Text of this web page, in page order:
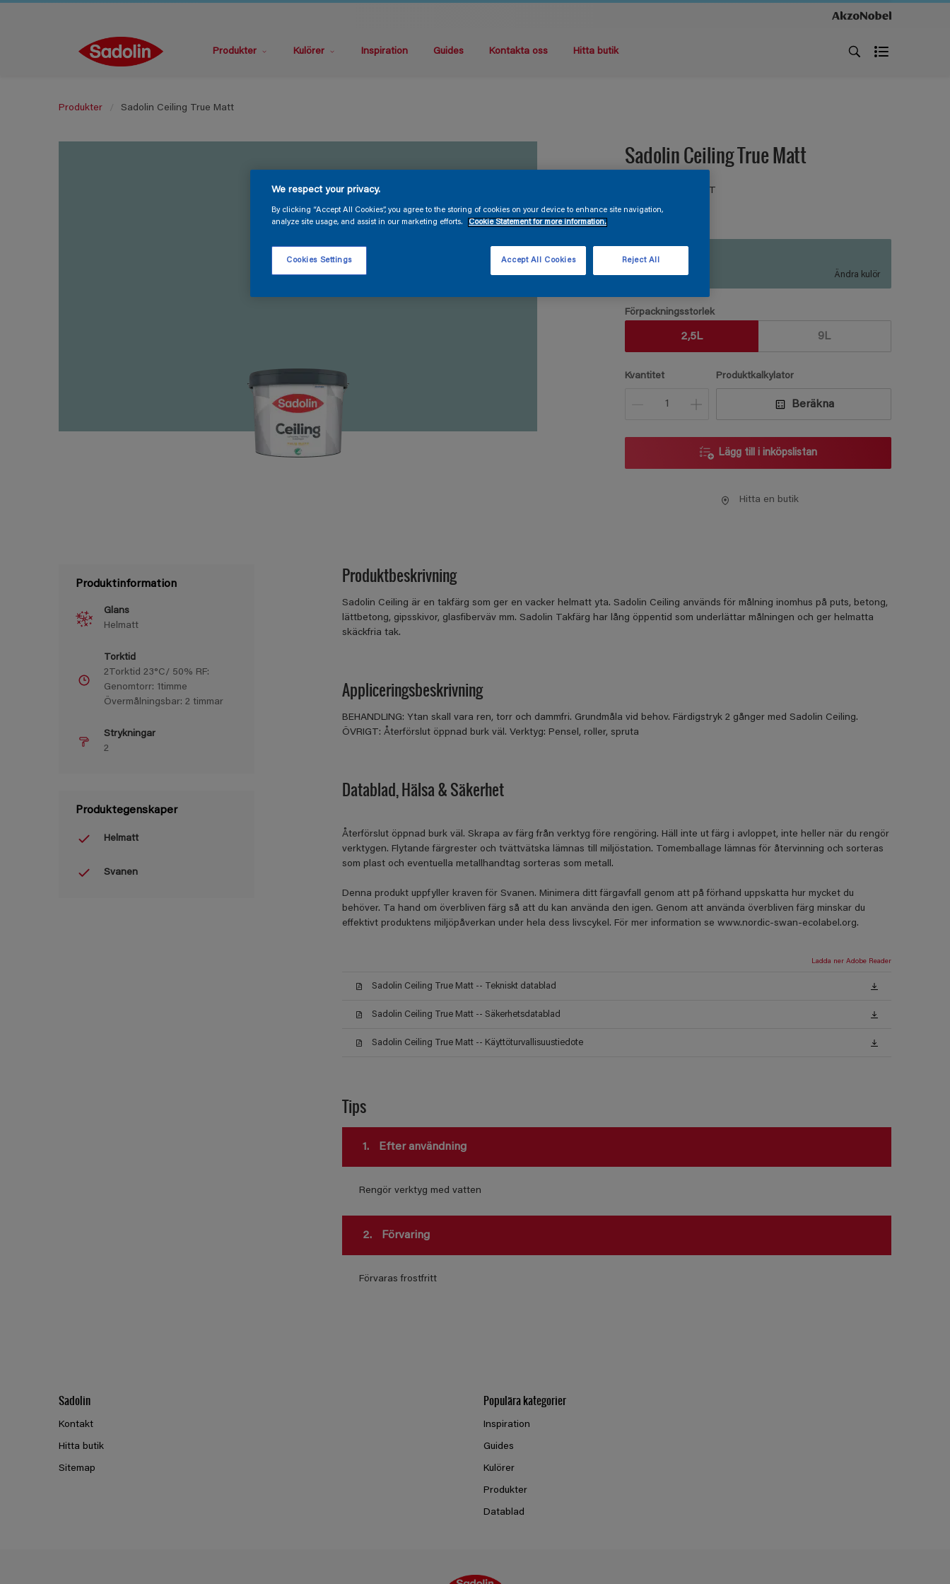
Produkter Kulörer Inspiration Guides Kontakta oss Hitta butik
Produkter Sadolin Ceiling True Matt
Sadolin Ceiling True Matt
TAKFÄRG HELMATT
För tak inomhus
P8.10.66
Ändra kulör
Förpackningsstorlek
2,5L 9L
Kvantitet Produktkalkylator
Beräkna
Lägg till i inköpslistan
Hitta en butik
Produktinformation
Glans
Helmatt
Torktid
2Torktid 23°C/ 50% RF:
Genomtorr: 1timme
Övermålningsbar: 2 timmar
Strykningar
2
Produktegenskaper
Helmatt
Svanen
Produktbeskrivning
Sadolin Ceiling är en takfärg som ger en vacker helmatt yta. Sadolin Ceiling används för målning inomhus på puts, betong,
lättbetong, gipsskivor, glasfiberväv mm. Sadolin Takfärg har lång öppentid som underlättar målningen och ger helmatta
skäckfria tak.
Appliceringsbeskrivning
BEHANDLING: Ytan skall vara ren, torr och dammfri. Grundmåla vid behov. Färdigstryk 2 gånger med Sadolin Ceiling.
ÖVRIGT: Återförslut öppnad burk väl. Verktyg: Pensel, roller, spruta
Datablad, Hälsa & Säkerhet
Återförslut öppnad burk väl. Skrapa av färg från verktyg före rengöring. Häll inte ut färg i avloppet, inte heller när du rengör
verktygen. Flytande färgrester och tvättvätska lämnas till miljöstation. Tomemballage lämnas för återvinning och sorteras
som plast och eventuella metallhandtag sorteras som metall.
Denna produkt uppfyller kraven för Svanen. Minimera ditt färgavfall genom att på förhand uppskatta hur mycket du
behöver. Ta hand om överbliven färg så att du kan använda den igen. Genom att använda överbliven färg minskar du
effektivt produktens miljöpåverkan under hela dess livscykel. För mer information se www.nordic-swan-ecolabel.org.
Ladda ner Adobe Reader
Sadolin Ceiling True Matt -- Tekniskt datablad
Sadolin Ceiling True Matt -- Säkerhetsdatablad
Sadolin Ceiling True Matt -- Käyttöturvallisuustiedote
Tips
1. Efter användning
Rengör verktyg med vatten
2. Förvaring
Förvaras frostfritt
Sadolin
Kontakt
Hitta butik
Sitemap
Populära kategorier
Inspiration
Guides
Kulörer
Produkter
Datablad
We respect your privacy.
By clicking “Accept All Cookies”, you agree to the storing of cookies on your device to enhance site navigation,
analyze site usage, and assist in our marketing efforts.
Cookie Statement for more information.
Reject All
Accept All Cookies
Cookies Settings